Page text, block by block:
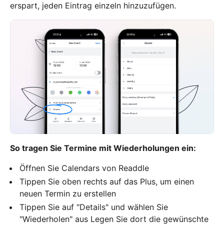
erspart, jeden Eintrag einzeln hinzuzufügen.
So tragen Sie Termine mit Wiederholungen ein:
Öffnen Sie Calendars von Readdle
Tippen Sie oben rechts auf das Plus, um einen
neuen Termin zu erstellen
Tippen Sie auf "Details" und wählen Sie
"Wiederholen" aus Legen Sie dort die gewünschte